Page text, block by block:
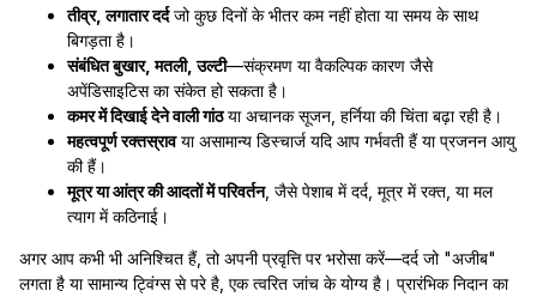
तीव्र, लगातार दर्दजो कुछ दिनों के भीतर कम नहीं होता या समय के साथ
बिगड़ता है।
संबंधित बुखार, मतली, उल्टी—संक्रमण या वैकल्पिक कारण जैसे
अपेंडिसाइटिस का संकेत हो सकता है।
कमर में दिखाई देने वाली गांठया अचानक सूजन, हर्निया की चिंता बढ़ा रही है।
महत्वपूर्ण रक्तस्रावया असामान्य डिस्चार्ज यदि आप गर्भवती हैं या प्रजनन आयु
की हैं।
मूत्र या आंत्र की आदतों में परिवर्तन, जैसे पेशाब में दर्द, मूत्र में रक्त, या मल
त्याग में कठिनाई।
अगर आप कभी भी अनिश्चित हैं, तो अपनी प्रवृत्ति पर भरोसा करें—दर्द जो "अजीब"
लगता है या सामान्य ट्विंग्स से परे है, एक त्वरित जांच के योग्य है। प्रारंभिक निदान का